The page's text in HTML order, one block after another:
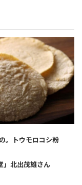
。トウモロコシ粉
」北出茂雄さん